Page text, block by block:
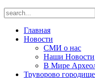
Главная
Новости
СМИ о нас
Наши Новости
В Мире
Труворово городище